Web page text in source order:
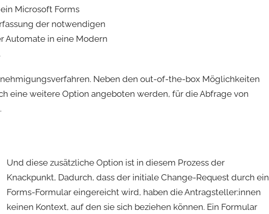
Microsoft Forms
der notwendigen
Automate in eine Modern
Neben den out-of-the-box Möglichkeiten
eine weitere Option angeboten werden, für die Abfrage von
Und diese zusätzliche Option ist in diesem Prozess der
Knackpunkt, Dadurch, dass der initiale Change-Request durch ein
Forms-Formular eingereicht wird, haben die Antragsteller:innen
keinen Kontext, auf den sie sich beziehen können. Ein Formular